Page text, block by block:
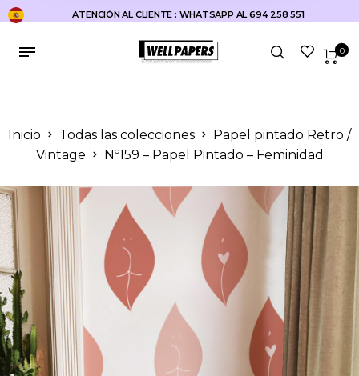
ATENCIÓN AL CLIENTE : WHATSAPP AL 694 258 551
0
Inicio Todas las colecciones
Papel pintado Retro /
Vintage
Nº159 – Papel Pintado – Feminidad